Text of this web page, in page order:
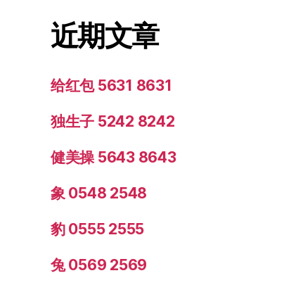
近期文章
给红包 5631 8631
独生子 5242 8242
健美操 5643 8643
象 0548 2548
豹 0555 2555
兔 0569 2569